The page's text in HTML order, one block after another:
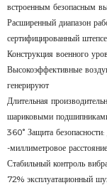
встроенным безопасным
Расширенный диапазон
сертифицированный
Конструкция военного
Высокоэффективные
генерируют
Длительная
шариковыми
360° Защита
-миллиметровое
Стабильный контроль
72% эксплуатационный